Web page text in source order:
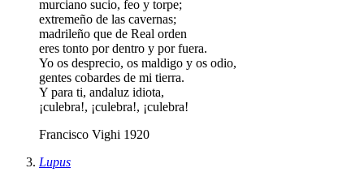
murciano sucio, feo y torpe;
extremeño de las cavernas;
madrileño que de Real orden
eres tonto por dentro y por fuera.
Yo os desprecio, os maldigo y os odio,
gentes cobardes de mi tierra.
Y para ti, andaluz idiota,
¡culebra!, ¡culebra!, ¡culebra!
Francisco Vighi 1920
Lupus